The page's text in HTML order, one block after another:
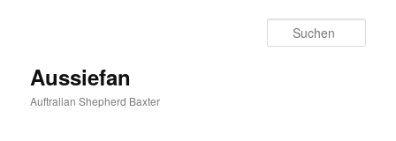
Aussiefan
Auftralian Shepherd Baxter